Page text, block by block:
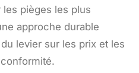
les pièges les plus
approche durable
levier sur les prix et les